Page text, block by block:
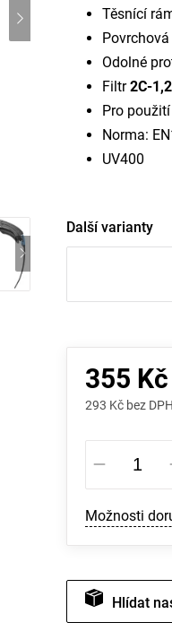
Těsnící
Odolné
Filtr2C-1,2
Pro
Norma:
UV400
Další varianty
355 Kč
293 Kč bez DPH
Měrná
cena:
Možnosti
Hlídat